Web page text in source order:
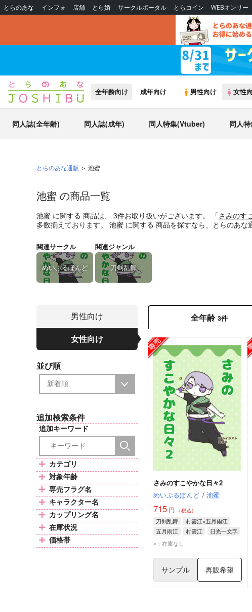
とらのあな インフォ 店舗 とら婚 サークルポータル とらコイン WEBオンリー
全年齢向け 成年向け 男性向け 女性
同人誌(全年齢) 同人誌(成年) 同人特集(Vtuber) 同人
とらのあな通販 池蜜
池蜜 の商品一覧
池蜜 に関する 商品は、 3件お取り扱いがございます。 「さみのす
多数揃えております。 池蜜 に関する 商品を探すなら、とらのあな
関連サークル
めいぷるぽんど
関連ジャンル
刀剣乱舞
男性向け
女性向け
並び順
追加検索条件
追加キーワード
カテゴリ
対象年齢
専売フラグ名
キャラクター名
カップリング名
在庫状況
価格帯
全年齢 3件
さみのすこやかな日々2
めいぷるぽんど / 池蜜
715 円 （税込）
刀剣乱舞
村雲江×五月雨江
五月雨江
村雲江
日光一文字
×：在庫なし
サンプル 再販希望